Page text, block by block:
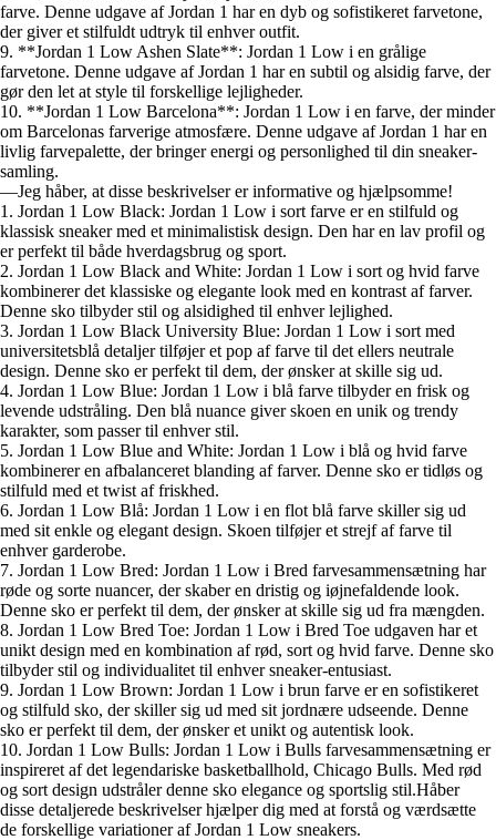
farve. Denne udgave af Jordan 1 har en dyb og sofistikeret farvetone,
der giver et stilfuldt udtryk til enhver outfit.
9. **Jordan 1 Low Ashen Slate**: Jordan 1 Low i en grålige
farvetone. Denne udgave af Jordan 1 har en subtil og alsidig farve, der
gør den let at style til forskellige lejligheder.
10. **Jordan 1 Low Barcelona**: Jordan 1 Low i en farve, der minder
om Barcelonas farverige atmosfære. Denne udgave af Jordan 1 har en
livlig farvepalette, der bringer energi og personlighed til din sneaker-
samling.
—Jeg håber, at disse beskrivelser er informative og hjælpsomme!
1. Jordan 1 Low Black: Jordan 1 Low i sort farve er en stilfuld og
klassisk sneaker med et minimalistisk design. Den har en lav profil og
er perfekt til både hverdagsbrug og sport.
2. Jordan 1 Low Black and White: Jordan 1 Low i sort og hvid farve
kombinerer det klassiske og elegante look med en kontrast af farver.
Denne sko tilbyder stil og alsidighed til enhver lejlighed.
3. Jordan 1 Low Black University Blue: Jordan 1 Low i sort med
universitetsblå detaljer tilføjer et pop af farve til det ellers neutrale
design. Denne sko er perfekt til dem, der ønsker at skille sig ud.
4. Jordan 1 Low Blue: Jordan 1 Low i blå farve tilbyder en frisk og
levende udstråling. Den blå nuance giver skoen en unik og trendy
karakter, som passer til enhver stil.
5. Jordan 1 Low Blue and White: Jordan 1 Low i blå og hvid farve
kombinerer en afbalanceret blanding af farver. Denne sko er tidløs og
stilfuld med et twist af friskhed.
6. Jordan 1 Low Blå: Jordan 1 Low i en flot blå farve skiller sig ud
med sit enkle og elegant design. Skoen tilføjer et strejf af farve til
enhver garderobe.
7. Jordan 1 Low Bred: Jordan 1 Low i Bred farvesammensætning har
røde og sorte nuancer, der skaber en dristig og iøjnefaldende look.
Denne sko er perfekt til dem, der ønsker at skille sig ud fra mængden.
8. Jordan 1 Low Bred Toe: Jordan 1 Low i Bred Toe udgaven har et
unikt design med en kombination af rød, sort og hvid farve. Denne sko
tilbyder stil og individualitet til enhver sneaker-entusiast.
9. Jordan 1 Low Brown: Jordan 1 Low i brun farve er en sofistikeret
og stilfuld sko, der skiller sig ud med sit jordnære udseende. Denne
sko er perfekt til dem, der ønsker et unikt og autentisk look.
10. Jordan 1 Low Bulls: Jordan 1 Low i Bulls farvesammensætning er
inspireret af det legendariske basketballhold, Chicago Bulls. Med rød
og sort design udstråler denne sko elegance og sportslig stil.Håber
disse detaljerede beskrivelser hjælper dig med at forstå og værdsætte
de forskellige variationer af Jordan 1 Low sneakers.